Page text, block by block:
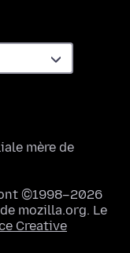
mère de
©1998–2026
mozilla.org. Le
Creative